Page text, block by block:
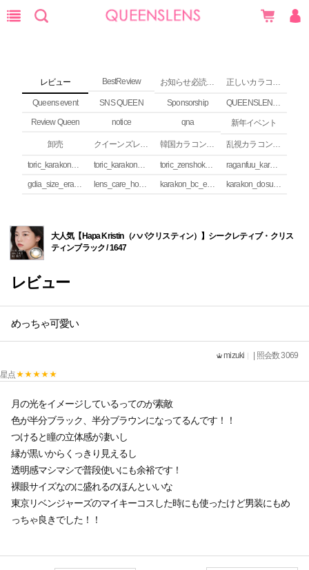
レビュー BestReview お知らせ必読 (NEWS) 正しいカラコンの使い方
Queens event SNS QUEEN Sponsorship
QUEENSLENS Affiliate Program
Review Queen
notice qna 新年イベント
卸売 クイーンズレンズ カラコンコラム 韓国カラコンguide 乱視カラコンの安全性
toric_karakon_takai_riyuu toric_karakon_real_review toric_zenshoku_review
raganfuu_karakon_erabikata
gdia_size_erabikata
lens_care_houhou karakon_bc_erabikata karakon_dosuu_erabikata
大人気【Hapa Kristin（ハパクリスティン）】シークレティブ・クリス
ティンブラック / 1647
レビュー
めっちゃ可愛い
mizuki
| 照会数 3069
星点
月の光をイメージしているってのが素敵
色が半分ブラック、半分ブラウンになってるんです！！
つけると瞳の立体感が凄いし
縁が黒いからくっきり見えるし
透明感マシマシで普段使いにも余裕です！
裸眼サイズなのに盛れるのほんといいな
東京リベンジャーズのマイキーコスした時にも使ったけど男装にもめ
っちゃ良きでした！！